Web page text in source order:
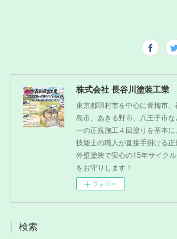
株式会社 長谷川塗装工業
東京都羽村市を中心に青梅市
島市、あきる野市、八王子市
一の正規施工４回塗りを基本
技能士の職人が直接手掛ける正
外壁塗装で安心の15年サイク
をお守りします！
フォロー
検索